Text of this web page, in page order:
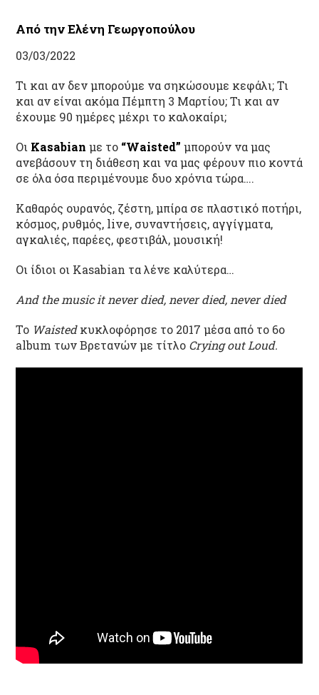
Από την Ελένη Γεωργοπούλου
03/03/2022
Τι και αν δεν μπορούμε να σηκώσουμε κεφάλι; Τι
και αν είναι ακόμα Πέμπτη 3 Μαρτίου; Τι και αν
έχουμε 90 ημέρες μέχρι το καλοκαίρι;
Οι Kasabian με το “Waisted” μπορούν να μας
ανεβάσουν τη διάθεση και να μας φέρουν πιο κοντά
σε όλα όσα περιμένουμε δυο χρόνια τώρα….
Καθαρός ουρανός, ζέστη, μπίρα σε πλαστικό ποτήρι,
κόσμος, ρυθμός, live, συναντήσεις, αγγίγματα,
αγκαλιές, παρέες, φεστιβάλ, μουσική!
Οι ίδιοι οι Kasabian τα λένε καλύτερα…
And the music it never died, never died, never died
Το Waistedκυκλοφόρησε το 2017 μέσα από το 6ο
album των Βρετανών με τίτλο Crying out Loud.